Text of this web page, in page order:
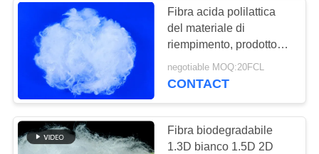
NOTIZIE
CASI
MAPPA
DEL
fibra di graffetta del
aramid
23
Fibra acida polilattica
del materiale di
riempimento, prodotto
chimico della fibra di
graffetta di Pla di
negotiable MOQ:20FCL
CONTACT
Fibra biodegradabile
1.3D bianco 1.5D 2D